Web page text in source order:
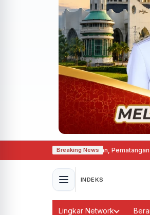
Breaking News
Mulai Disiapkan, Pematangan Lahan Telan
INDEKS
Lingkar Network